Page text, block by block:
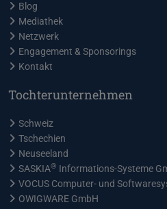
Blog
Mediathek
Netzwerk
Engagement & Sponsorings
Kontakt
Tochterunternehmen
Schweiz
Tschechien
Neuseeland
SASKIA® Informations-Systeme
VOCUS Computer- und
OWIGWARE GmbH